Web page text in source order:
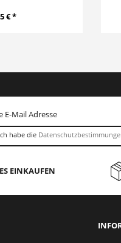
€ *
habe die
EINKAUFEN